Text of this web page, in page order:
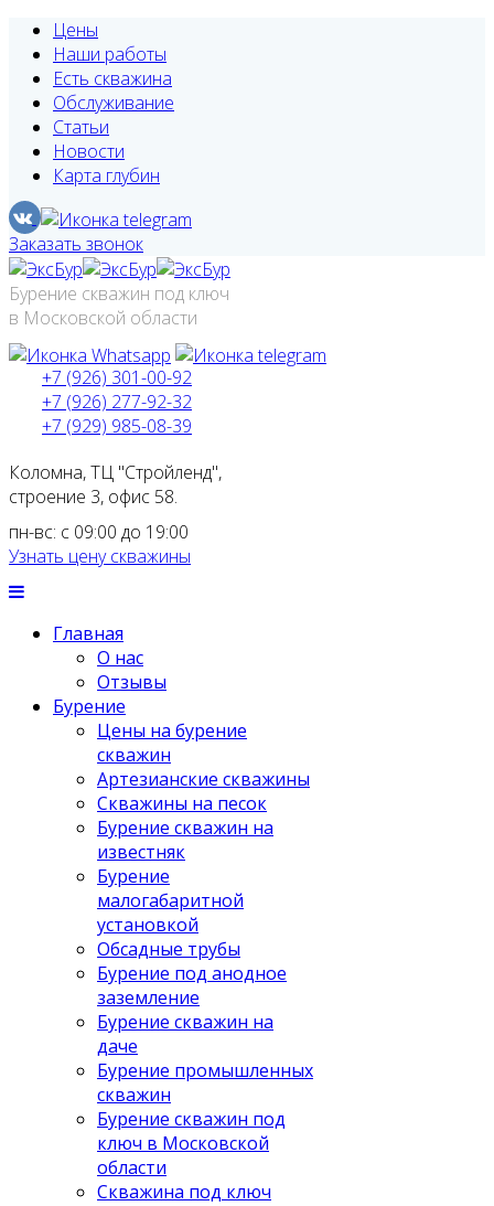
Цены
Наши работы
Есть скважина
Обслуживание
Статьи
Новости
Карта глубин
Заказать звонок
Бурение скважин под ключ
в Московской области
+7 (926) 301-00-92
+7 (926) 277-92-32
+7 (929) 985-08-39
Коломна, ТЦ "Стройленд",
строение 3, офис 58.
пн-вс: с 09:00 до 19:00
Узнать цену скважины
Главная
О нас
Отзывы
Бурение
Цены на бурение
скважин
Артезианские скважины
Скважины на песок
Бурение скважин на
известняк
Бурение
малогабаритной
установкой
Обсадные трубы
Бурение под анодное
заземление
Бурение скважин на
даче
Бурение промышленных
скважин
Бурение скважин под
ключ в Московской
области
Скважина под ключ